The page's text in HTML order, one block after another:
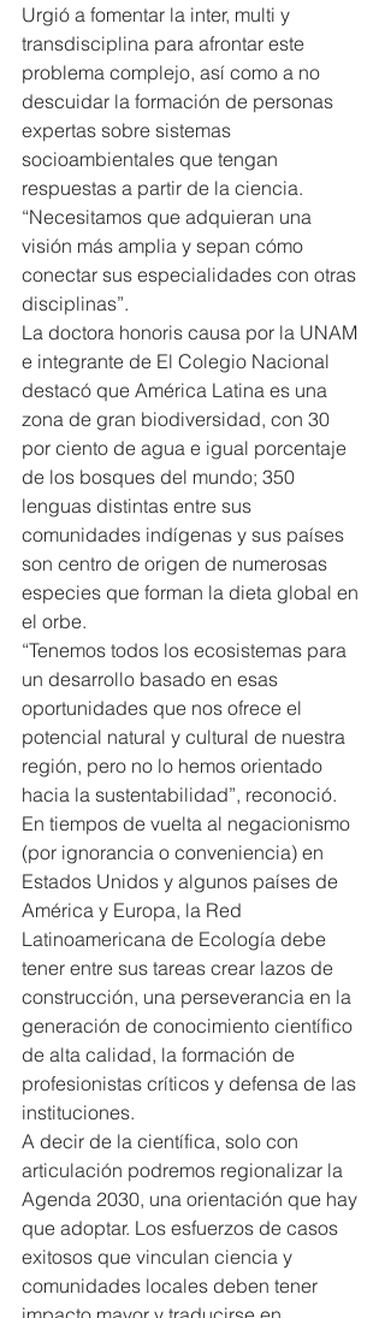
Urgió a fomentar la inter, multi y
transdisciplina para afrontar este
problema complejo, así como a no
descuidar la formación de personas
expertas sobre sistemas
socioambientales que tengan
respuestas a partir de la ciencia.
“Necesitamos que adquieran una
visión más amplia y sepan cómo
conectar sus especialidades con otras
disciplinas”.
La doctora honoris causa por la UNAM
e integrante de El Colegio Nacional
destacó que América Latina es una
zona de gran biodiversidad, con 30
por ciento de agua e igual porcentaje
de los bosques del mundo; 350
lenguas distintas entre sus
comunidades indígenas y sus países
son centro de origen de numerosas
especies que forman la dieta global en
el orbe.
“Tenemos todos los ecosistemas para
un desarrollo basado en esas
oportunidades que nos ofrece el
potencial natural y cultural de nuestra
región, pero no lo hemos orientado
hacia la sustentabilidad”, reconoció.
En tiempos de vuelta al negacionismo
(por ignorancia o conveniencia) en
Estados Unidos y algunos países de
América y Europa, la Red
Latinoamericana de Ecología debe
tener entre sus tareas crear lazos de
construcción, una perseverancia en la
generación de conocimiento científico
de alta calidad, la formación de
profesionistas críticos y defensa de las
instituciones.
A decir de la científica, solo con
articulación podremos regionalizar la
Agenda 2030, una orientación que hay
que adoptar. Los esfuerzos de casos
exitosos que vinculan ciencia y
comunidades locales deben tener